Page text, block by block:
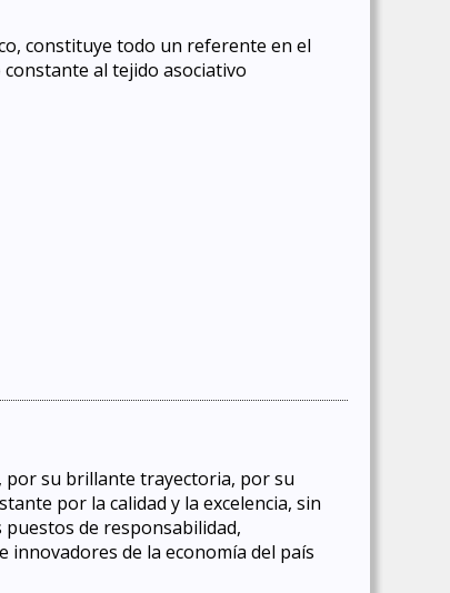
constituye todo un referente en el
al tejido asociativo
su brillante trayectoria, por su
por la calidad y la excelencia, sin
de responsabilidad,
de la economía del país